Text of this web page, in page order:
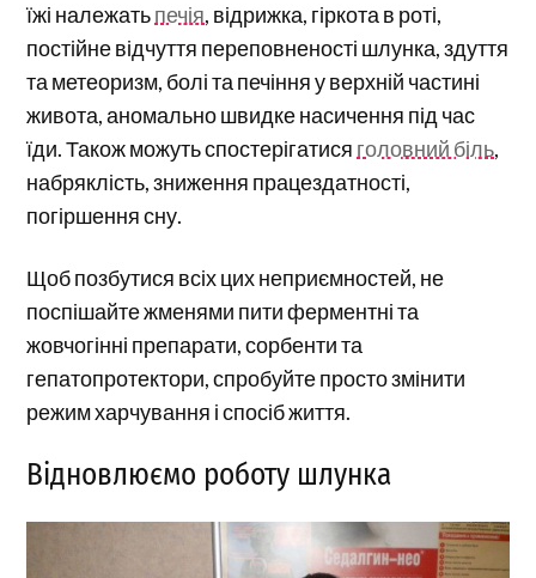
їжі належатьпечія, відрижка, гіркота в роті,
постійне відчуття переповненості шлунка, здуття
та метеоризм, болі та печіння у верхній частині
живота, аномально швидке насичення під час
їди. Також можуть спостерігатися головний біль,
набряклість, зниження працездатності,
погіршення сну.
Щоб позбутися всіх цих неприємностей, не
поспішайте жменями пити ферментні та
жовчогінні препарати, сорбенти та
гепатопротектори, спробуйте просто змінити
режим харчування і спосіб життя.
Відновлюємо роботу шлунка